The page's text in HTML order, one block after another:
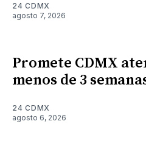
24 CDMX
agosto 7, 2026
Promete CDMX
menos de 3
24 CDMX
agosto 6, 2026